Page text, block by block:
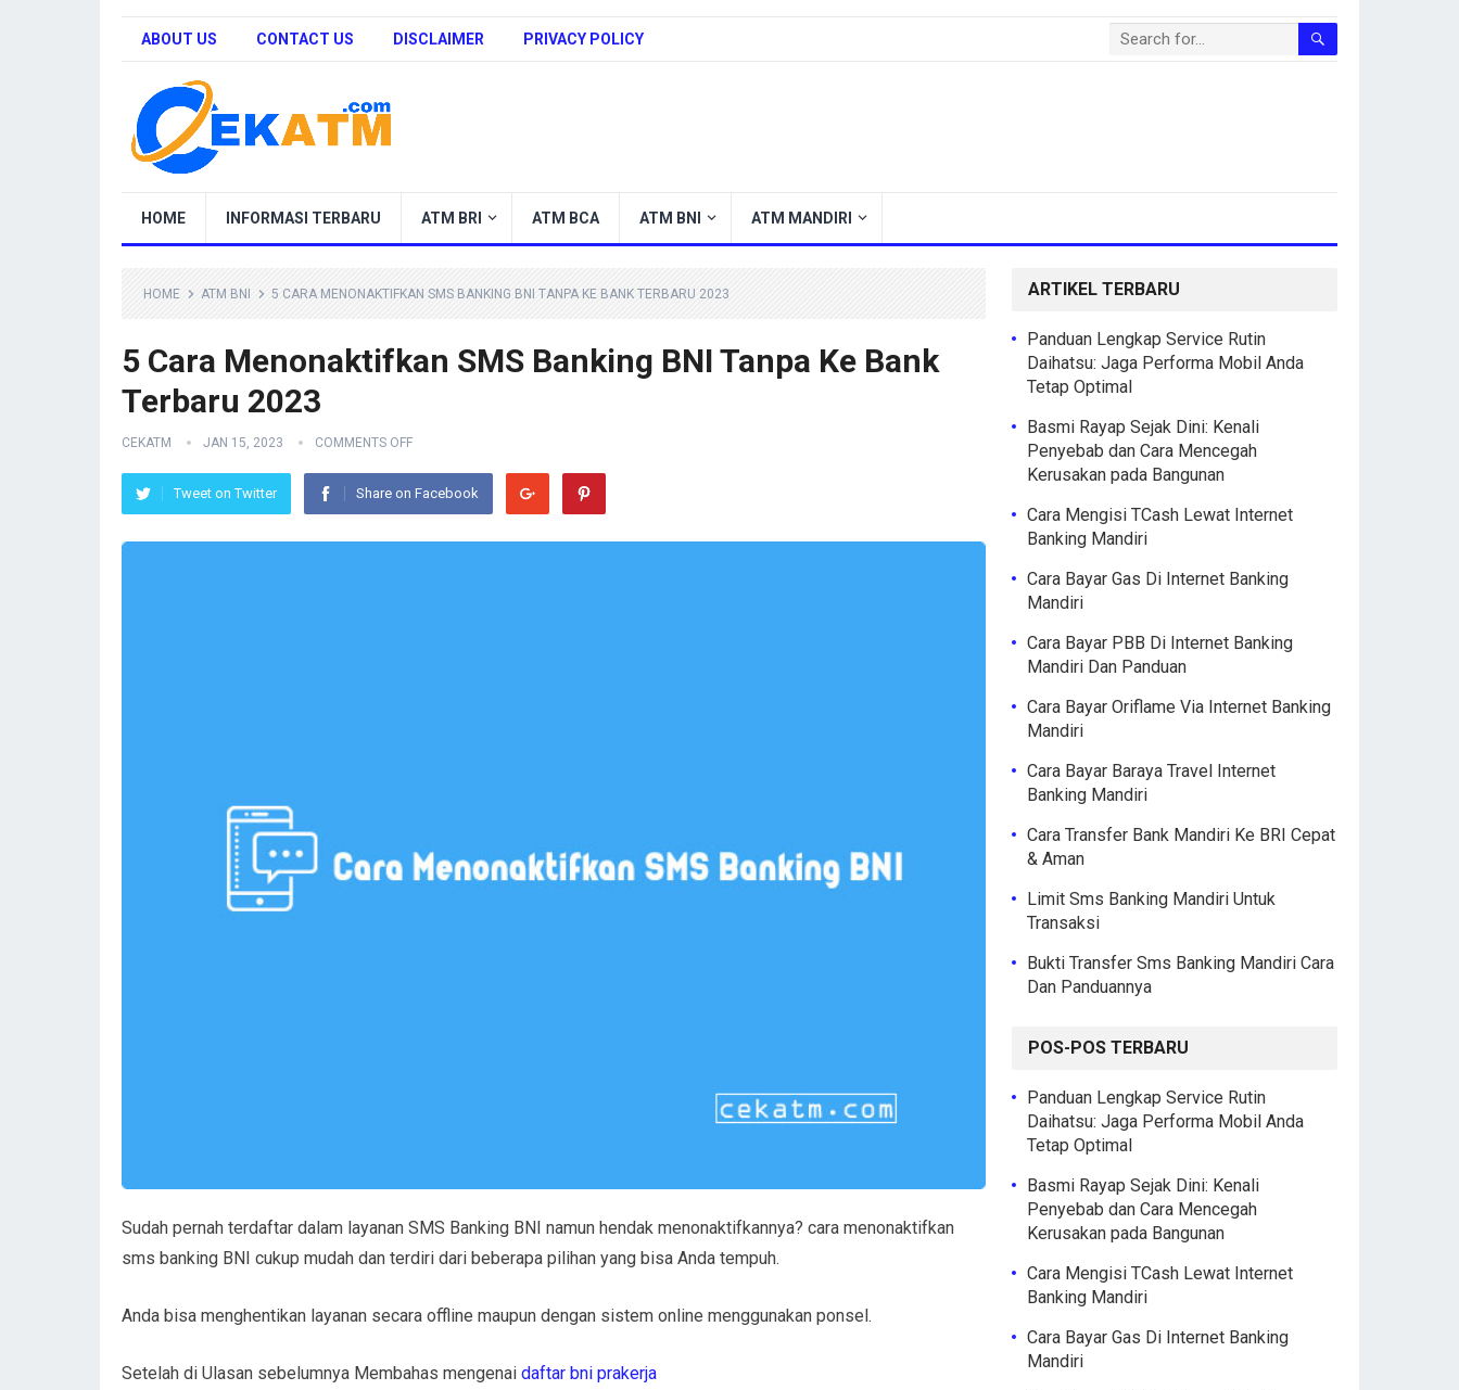
ABOUT US CONTACT US DISCLAIMER PRIVACY POLICY
HOME INFORMASI TERBARU ATM BRI ATM BCA ATM BNI ATM MANDIRI
HOME ATM BNI 5 CARA MENONAKTIFKAN SMS BANKING BNI TANPA KE BANK TERBARU 2023
5 Cara Menonaktifkan SMS Banking BNI Tanpa Ke Bank
Terbaru 2023
CEKATM JAN 15, 2023 COMMENTS OFF
Tweet on Twitter Share on Facebook
Sudah pernah terdaftar dalam layanan SMS Banking BNI namun hendak menonaktifkannya? cara menonaktifkan
sms banking BNI cukup mudah dan terdiri dari beberapa pilihan yang bisa Anda tempuh.
Anda bisa menghentikan layanan secara offline maupun dengan sistem online menggunakan ponsel.
Setelah di Ulasan sebelumnya Membahas mengenai daftar bni prakerja
ARTIKEL TERBARU
Panduan Lengkap Service Rutin
Daihatsu: Jaga Performa Mobil Anda
Tetap Optimal
Basmi Rayap Sejak Dini: Kenali
Penyebab dan Cara Mencegah
Kerusakan pada Bangunan
Cara Mengisi TCash Lewat Internet
Banking Mandiri
Cara Bayar Gas Di Internet Banking
Mandiri
Cara Bayar PBB Di Internet Banking
Mandiri Dan Panduan
Cara Bayar Oriflame Via Internet Banking
Mandiri
Cara Bayar Baraya Travel Internet
Banking Mandiri
Cara Transfer Bank Mandiri Ke BRI Cepat
& Aman
Limit Sms Banking Mandiri Untuk
Transaksi
Bukti Transfer Sms Banking Mandiri Cara
Dan Panduannya
POS-POS TERBARU
Panduan Lengkap Service Rutin
Daihatsu: Jaga Performa Mobil Anda
Tetap Optimal
Basmi Rayap Sejak Dini: Kenali
Penyebab dan Cara Mencegah
Kerusakan pada Bangunan
Cara Mengisi TCash Lewat Internet
Banking Mandiri
Cara Bayar Gas Di Internet Banking
Mandiri